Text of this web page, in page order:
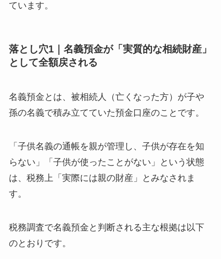
ています。
落とし穴1｜名義預金が「実質的な相続財産」
として全額戻される
名義預金とは、被相続人（亡くなった方）が子や
孫の名義で積み立てていた預金口座のことです。
「子供名義の通帳を親が管理し、子供が存在を知
らない」「子供が使ったことがない」という状態
は、税務上「実際には親の財産」とみなされま
す。
税務調査で名義預金と判断される主な根拠は以下
のとおりです。